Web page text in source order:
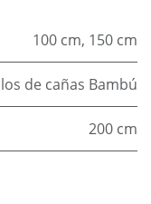
100 cm, 150 cm
de cañas Bambú
200 cm